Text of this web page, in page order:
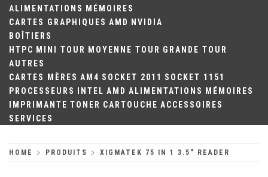
ALIMENTATIONS
MÉMOIRES
CARTES GRAPHIQUES AMD
NVIDIA
BOÎTIERS
HTPC MINI TOUR MOYENNE TOUR GRANDE TOUR
AUTRES
CARTES MÈRES AM4 SOCKET 2011
SOCKET 1151
PROCESSEURS
INTEL AMD ALIMENTATIONS
MÉMOIRES
IMPRIMANTE TONER CARTOUCHE ACCESSOIRES
SERVICES
HOME PRODUITS XIGMATEK 75 IN 1 3.5" READER